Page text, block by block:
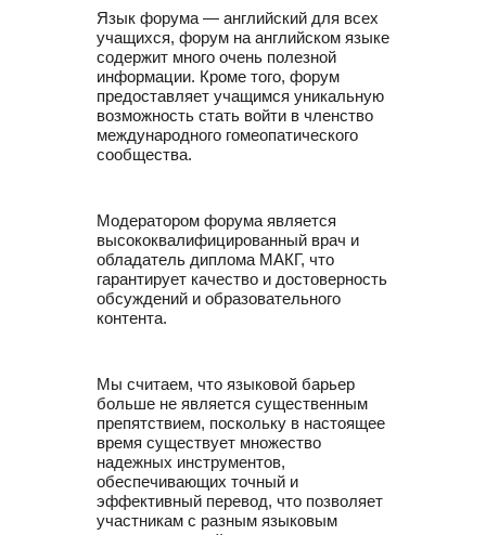
Язык форума — английский для всех
учащихся, форум на английском языке
содержит много очень полезной
информации. Кроме того, форум
предоставляет учащимся уникальную
возможность стать войти в членство
международного гомеопатического
сообщества.
Модератором форума является
высококвалифицированный врач и
обладатель диплома МАКГ, что
гарантирует качество и достоверность
обсуждений и образовательного
контента.
Мы считаем, что языковой барьер
больше не является существенным
препятствием, поскольку в настоящее
время существует множество
надежных инструментов,
обеспечивающих точный и
эффективный перевод, что позволяет
участникам с разным языковым